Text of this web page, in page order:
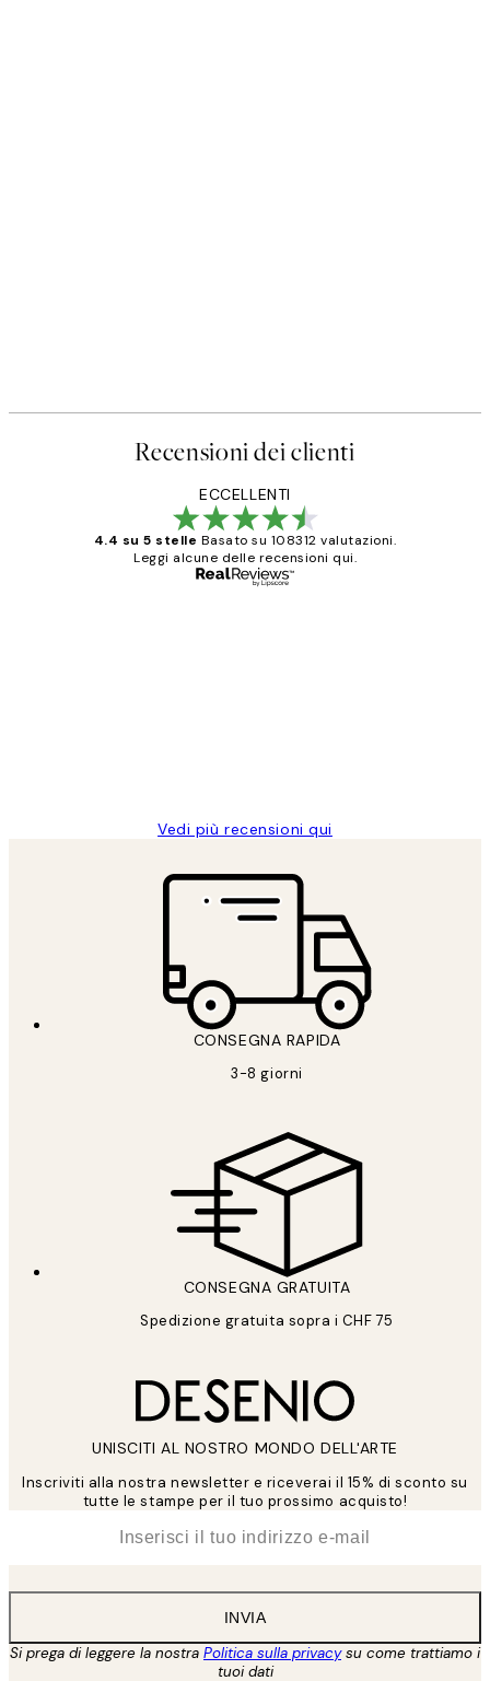
Recensioni dei clienti
ECCELLENTI
4.4 su 5 stelle Basato su 108312 valutazioni.
Leggi alcune delle recensioni qui.
Vedi più recensioni qui
CONSEGNA RAPIDA
3-8 giorni
CONSEGNA GRATUITA
Spedizione gratuita sopra i CHF 75
UNISCITI AL NOSTRO MONDO DELL'ARTE
Inscriviti alla nostra newsletter e riceverai il 15% di sconto su
tutte le stampe per il tuo prossimo acquisto!
INVIA
Si prega di leggere la nostra Politica sulla privacysu come trattiamo i
tuoi dati